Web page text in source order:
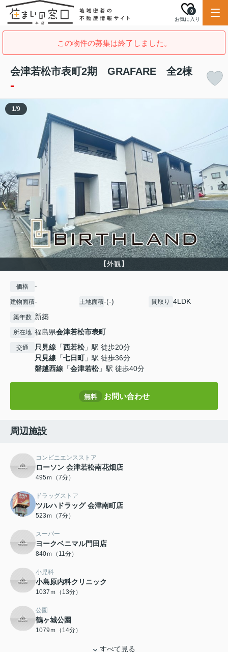
お気に入り
0
この物件の募集は終了しました。
会津若松市表町2期 GRAFARE 全2棟
-
【外観】
1/9
価格 -
建物面積- 土地面積-(-) 間取り 4LDK
築年数 新築
所在地 福島県会津若松市表町
交通 只見線 「西若松」駅 徒歩20分
只見線 「七日町」駅 徒歩36分
磐越西線 「会津若松」駅 徒歩40分
無料 お問い合わせ
周辺施設
コンビニエンスストア
ローソン 会津若松南花畑店
495ｍ（7分）
ドラッグストア
ツルハドラッグ 会津南町店
523ｍ（7分）
スーパー
ヨークベニマル門田店
840ｍ（11分）
小児科
小島原内科クリニック
1037ｍ（13分）
公園
鶴ヶ城公園
1079ｍ（14分）
すべて見る